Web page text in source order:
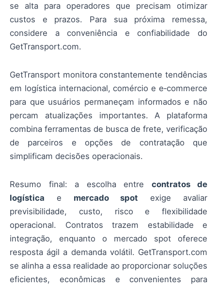
se alta para operadores que precisam otimizar
custos e prazos. Para sua próxima remessa,
considere a conveniência e confiabilidade do
GetTransport.com.
GetTransport monitora constantemente tendências
em logística internacional, comércio e e‑commerce
para que usuários permaneçam informados e não
percam atualizações importantes. A plataforma
combina ferramentas de busca de frete, verificação
de parceiros e opções de contratação que
simplificam decisões operacionais.
Resumo final: a escolha entre contratos de
logística e mercado spot exige avaliar
previsibilidade, custo, risco e flexibilidade
operacional. Contratos trazem estabilidade e
integração, enquanto o mercado spot oferece
resposta ágil a demanda volátil. GetTransport.com
se alinha a essa realidade ao proporcionar soluções
eficientes, econômicas e convenientes para